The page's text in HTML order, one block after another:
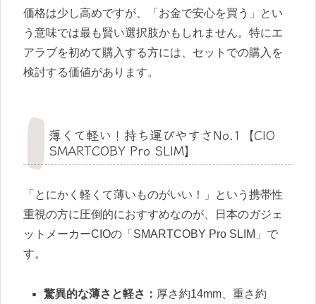
価格は少し高めですが、「お金で安心を買う」とい
う意味では最も賢い選択肢かもしれません。特にエ
アラブを初めて購入する方には、セットでの購入を
検討する価値があります。
薄くて軽い！持ち運びやすさNo.1【CIO
SMARTCOBY Pro SLIM】
「とにかく軽くて薄いものがいい！」という携帯性
重視の方に圧倒的におすすめなのが、日本のガジェ
ットメーカーCIOの「SMARTCOBY Pro SLIM」で
す。
驚異的な薄さと軽さ： 厚さ約14mm、重さ約